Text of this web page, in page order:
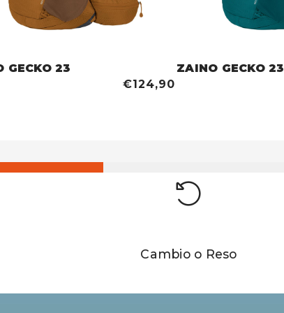
GECKO 23
€124,90
ZAINO GECKO 23
Cambio o Reso